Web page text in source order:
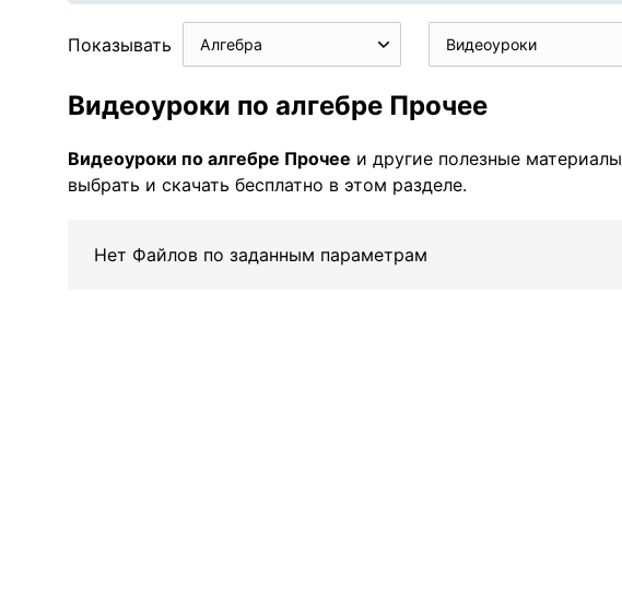
Показывать Алгебра Видеоуроки
Видеоуроки по алгебре Прочее
Видеоуроки по алгебре Прочее и другие полезные материалы
выбрать и скачать бесплатно в этом разделе.
Нет Файлов по заданным параметрам